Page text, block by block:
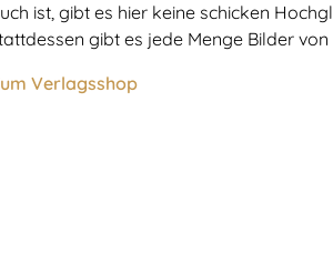
ist, gibt es hier keine schicken
gibt es jede Menge Bilder
Verlagsshop